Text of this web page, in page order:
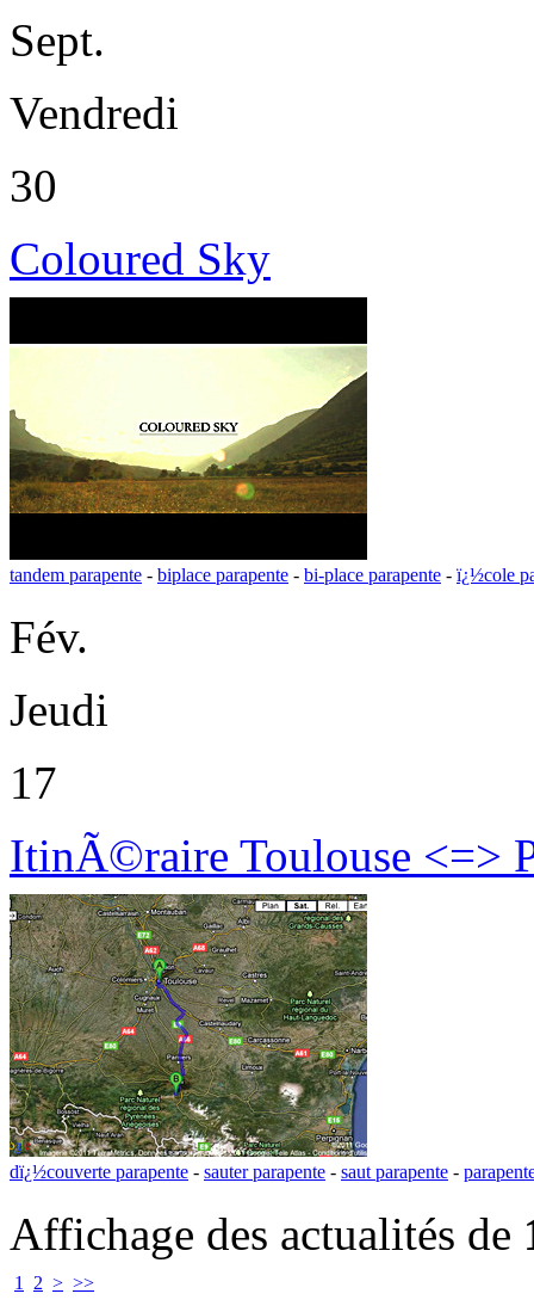
Sept.
Vendredi
30
Coloured Sky
tandem parapente - biplace parapente - bi-place parapente - ï¿½cole
Fév.
Jeudi
17
ItinÃ©raire Toulouse <=>
dï¿½couverte parapente - sauter parapente - saut parapente -
Affichage des actualités de
1 2 > >>